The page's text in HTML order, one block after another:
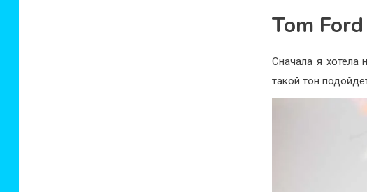
Tom
Сначала я хотела
такой тон